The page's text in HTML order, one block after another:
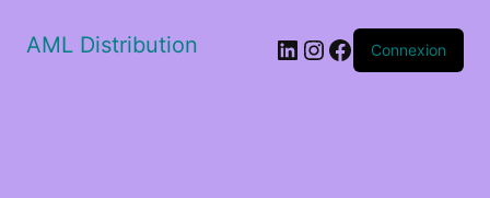
AML Distribution LinkedIn
Instagram
Facebook
Connexion